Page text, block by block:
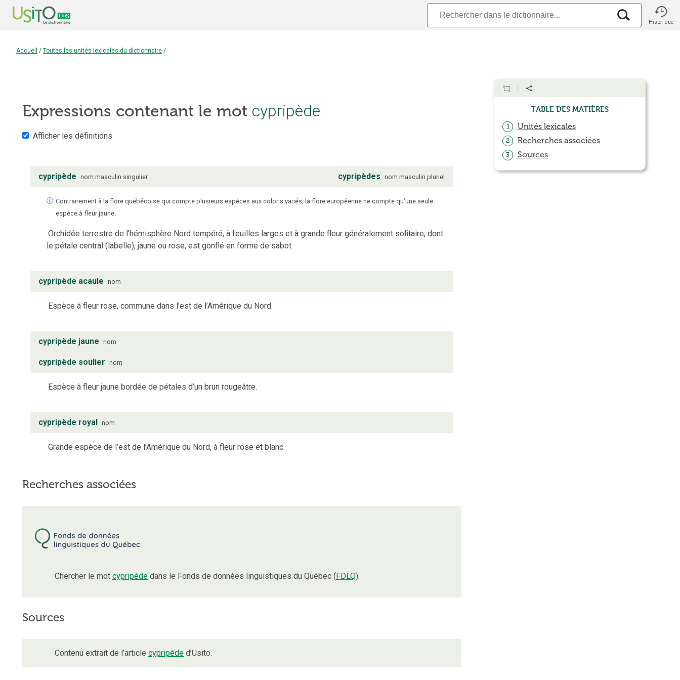
Historique
Accueil / Toutes les unités lexicales du dictionnaire /
Expressions contenant le mot cypripède
Afficher les définitions
cypripède nom masculin singulier cypripèdes nom masculin pluriel
Contrairement à la flore québécoise qui compte plusieurs espèces aux coloris variés, la flore européenne ne compte qu’une seule
espèce à fleur jaune.
Orchidée terrestre de l’hémisphère Nord tempéré, à feuilles larges et à grande fleur généralement solitaire, dont
le pétale central (labelle), jaune ou rose, est gonflé en forme de sabot.
cypripède acaule nom
Espèce à fleur rose, commune dans l’est de l’Amérique du Nord.
cypripède jaune nom
cypripède soulier nom
Espèce à fleur jaune bordée de pétales d’un brun rougeâtre.
cypripède royal nom
Grande espèce de l’est de l’Amérique du Nord, à fleur rose et blanc.
Recherches associées
Chercher le mot cypripède dans le Fonds de données linguistiques du Québec (FDLQ).
Sources
Contenu extrait de l’article cypripède d’Usito.
Table des matières
1 Unités lexicales
2 Recherches associées
3 Sources